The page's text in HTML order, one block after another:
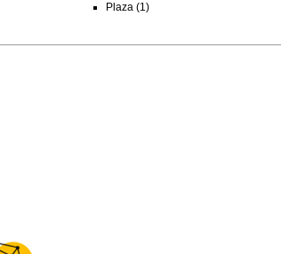
Plaza (1)